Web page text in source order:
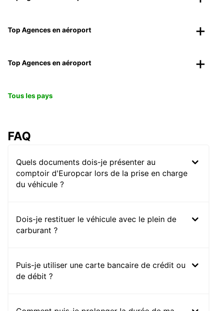
Top Agences en aéroport
Top Agences en aéroport
Tous les pays
FAQ
Quels documents dois-je présenter au
comptoir d'Europcar lors de la prise en charge
du véhicule ?
Dois-je restituer le véhicule avec le plein de
carburant ?
Puis-je utiliser une carte bancaire de crédit ou
de débit ?